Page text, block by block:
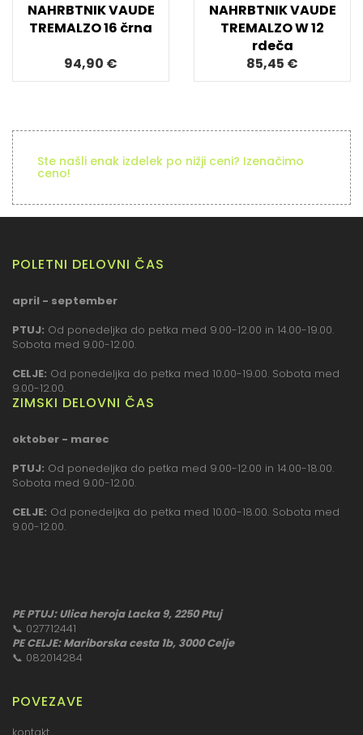
NAHRBTNIK VAUDE
TREMALZO 16 črna
94,90 €
NAHRBTNIK VAUDE
TREMALZO W 12
rdeča
85,45 €
Ste našli enak izdelek po nižji ceni? Izenačimo
ceno!
POLETNI DELOVNI ČAS
april - september
PTUJ: Od ponedeljka do petka med 9.00-12.00 in 14.00-19.00.
Sobota med 9.00-12.00.
CELJE: Od ponedeljka do petka med 10.00-19.00. Sobota med
9.00-12.00.
ZIMSKI DELOVNI ČAS
oktober - marec
PTUJ: Od ponedeljka do petka med 9.00-12.00 in 14.00-18.00.
Sobota med 9.00-12.00.
CELJE: Od ponedeljka do petka med 10.00-18.00. Sobota med
9.00-12.00.
PE PTUJ: Ulica heroja Lacka 9, 2250 Ptuj
📞 027712441
PE CELJE: Mariborska cesta 1b, 3000 Celje
📞 082014284
POVEZAVE